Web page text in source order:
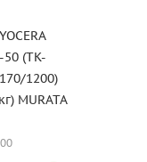
(TK-
1200)
MURATA